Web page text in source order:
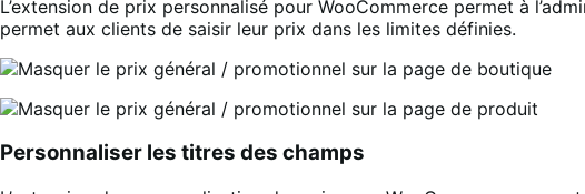
L’extension de prix personnalisé pour WooCommerce permet à
permet aux clients de saisir leur prix dans les limites définies.
Personnaliser les titres des champs